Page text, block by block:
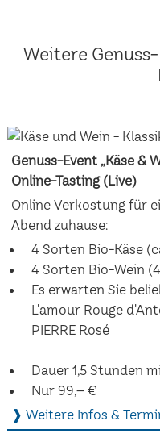
Weitere
Genuss-Event „Käse &
Online-Tasting (Live)
Online Verkostung für
Abend zuhause:
4 Sorten Bio-Käse
4 Sorten Bio-Wein
Es erwarten Sie
L'amour Rouge
PIERRE Rosé
Dauer 1,5 Stunden
Nur 99,– €
❱ Weitere Infos &